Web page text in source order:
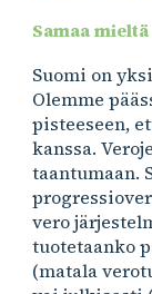
Samaa mieltä
Suomi on
Olemme
pisteeseen,
kanssa.
taantumaan.
vero
tuotetaanko
(matala